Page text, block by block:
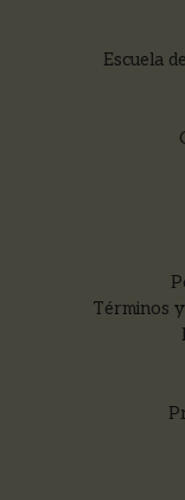
Escuela
Términos